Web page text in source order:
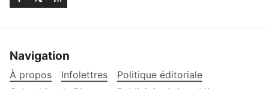
Navigation
À propos Infolettres
Politique éditoriale